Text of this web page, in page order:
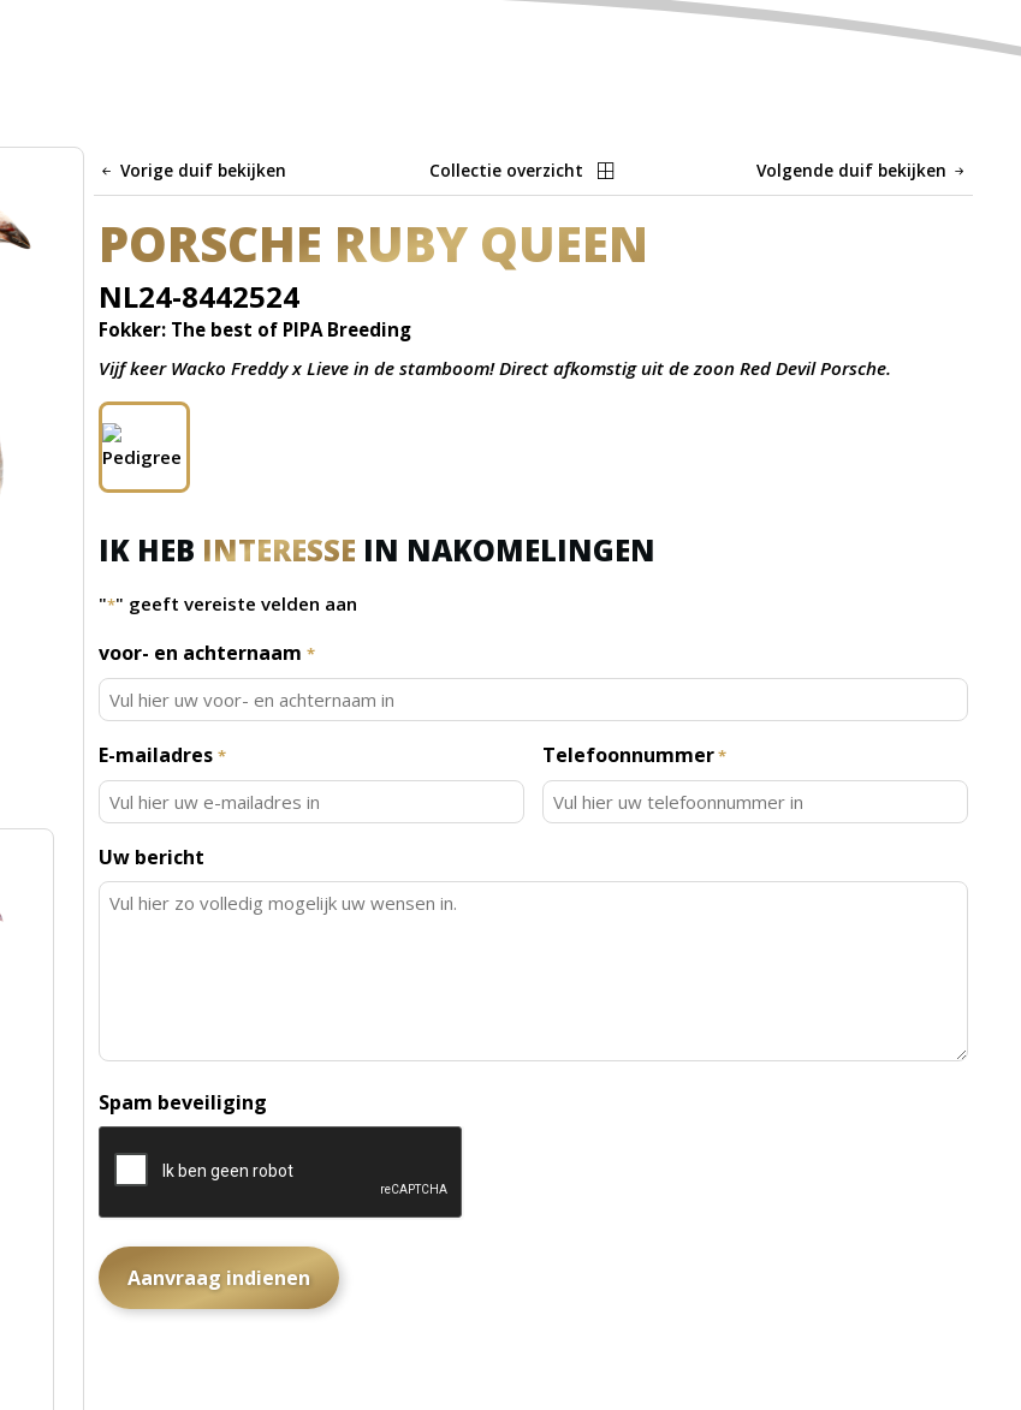
Vorige duif bekijken Collectie overzicht Volgende duif bekijken
PORSCHE RUBY QUEEN
NL24-8442524
Fokker: The best of PIPA Breeding
Vijf keer Wacko Freddy x Lieve in de stamboom! Direct afkomstig uit de zoon Red Devil Porsche.
IK HEB INTERESSE IN NAKOMELINGEN
"*" geeft vereiste velden aan
voor- en achternaam *
E-mailadres * Telefoonnummer*
Uw bericht
Spam beveiliging